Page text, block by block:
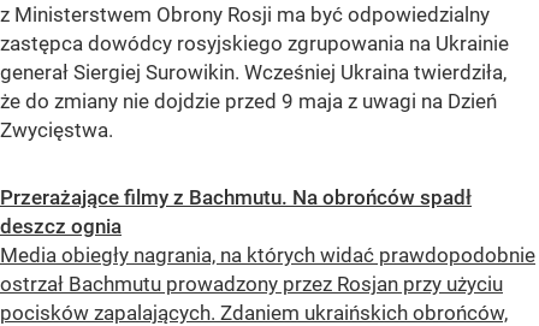
z Ministerstwem Obrony Rosji ma być odpowiedzialny
zastępca dowódcy rosyjskiego zgrupowania na Ukrainie
generał Siergiej Surowikin. Wcześniej Ukraina twierdziła,
że do zmiany nie dojdzie przed 9 maja z uwagi na Dzień
Zwycięstwa.
Przerażające filmy z Bachmutu. Na obrońców spadł
deszcz ognia
Media obiegły nagrania, na których widać prawdopodobnie
ostrzał Bachmutu prowadzony przez Rosjan przy użyciu
pocisków zapalających. Zdaniem ukraińskich obrońców,